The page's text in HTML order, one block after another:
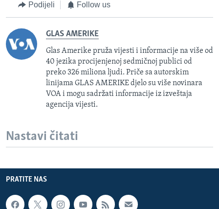
Podijeli Follow us
GLAS AMERIKE
Glas Amerike pruža vijesti i informacije na više od
40 jezika procijenjenoj sedmičnoj publici od
preko 326 miliona ljudi. Priče sa autorskim
linijama GLAS AMERIKE djelo su više novinara
VOA i mogu sadržati informacije iz izveštaja
agencija vijesti.
Nastavi čitati
PRATITE NAS